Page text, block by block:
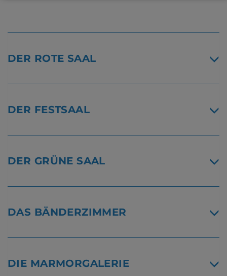
DER ROTE SAAL
DER FESTSAAL
DER GRÜNE SAAL
DAS BÄNDERZIMMER
DIE MARMORGALERIE